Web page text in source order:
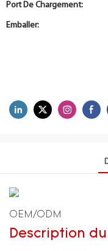
Port De Chargement:
Emballer:
OEM/ODM
Description